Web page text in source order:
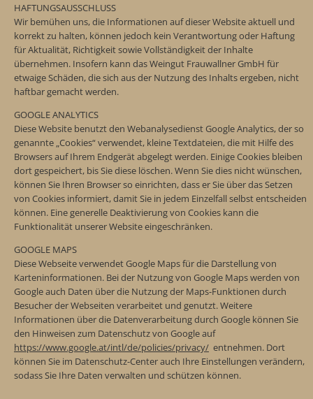
HAFTUNGSAUSSCHLUSS
Wir bemühen uns, die Informationen auf dieser Website aktuell und
korrekt zu halten, können jedoch kein Verantwortung oder Haftung
für Aktualität, Richtigkeit sowie Vollständigkeit der Inhalte
übernehmen. Insofern kann das Weingut Frauwallner GmbH für
etwaige Schäden, die sich aus der Nutzung des Inhalts ergeben, nicht
haftbar gemacht werden.
GOOGLE ANALYTICS
Diese Website benutzt den Webanalysedienst Google Analytics, der so
genannte „Cookies“ verwendet, kleine Textdateien, die mit Hilfe des
Browsers auf Ihrem Endgerät abgelegt werden. Einige Cookies bleiben
dort gespeichert, bis Sie diese löschen. Wenn Sie dies nicht wünschen,
können Sie Ihren Browser so einrichten, dass er Sie über das Setzen
von Cookies informiert, damit Sie in jedem Einzelfall selbst entscheiden
können. Eine generelle Deaktivierung von Cookies kann die
Funktionalität unserer Website eingeschränken.
GOOGLE MAPS
Diese Webseite verwendet Google Maps für die Darstellung von
Karteninformationen. Bei der Nutzung von Google Maps werden von
Google auch Daten über die Nutzung der Maps-Funktionen durch
Besucher der Webseiten verarbeitet und genutzt. Weitere
Informationen über die Datenverarbeitung durch Google können Sie
den Hinweisen zum Datenschutz von Google auf
https://www.google.at/intl/de/policies/privacy/ entnehmen. Dort
können Sie im Datenschutz-Center auch Ihre Einstellungen verändern,
sodass Sie Ihre Daten verwalten und schützen können.